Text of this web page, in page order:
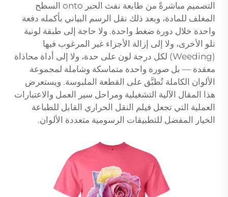
التصميم مباشرةً من طابعة نفث الحبر onto السطح
المغلف للمادة، وبعد ذلك نقل الرسم البياني بأكمله دفعة
واحدة خلال دورة ضغط واحدة. ولا حاجة إلى طبقة لونية
تلو الأخرى، ولا إلى إزالة الأجزاء غير المرغوب فيها
(Weeding) لكل درجة لون على حدة، ولا إلى أداة محاذاة
معقدة — بل صورة واحدة متماسكة وشاملة لمجموعة
الألوان الكاملة تُطبَّق على القطعة الملبوسة. ويستعرض
هذا المقال الآلية التشغيلية ومراحل سير العمل والاعتبارات
العملية التي تجعل فيلم النقل الحراري القابل للطباعة
الخيار المفضل للتطبيقات الرسومية متعددة الألوان.